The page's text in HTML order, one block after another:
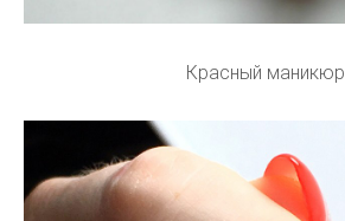
Красный маникюр